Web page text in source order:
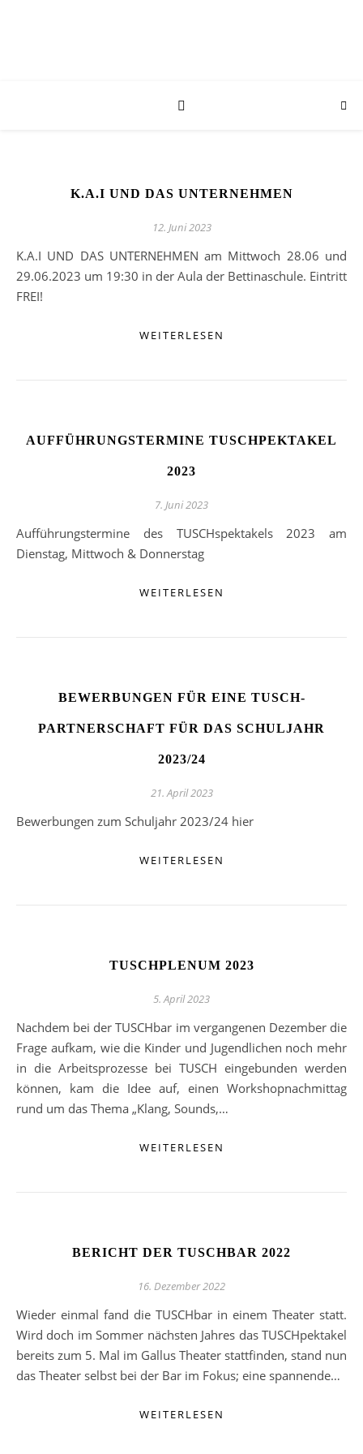
K.A.I UND DAS UNTERNEHMEN
12. Juni 2023
K.A.I UND DAS UNTERNEHMEN am Mittwoch 28.06 und
29.06.2023 um 19:30 in der Aula der Bettinaschule. Eintritt
FREI!
WEITERLESEN
AUFFÜHRUNGSTERMINE TUSCHPEKTAKEL
2023
7. Juni 2023
Aufführungstermine des TUSCHspektakels 2023 am
Dienstag, Mittwoch & Donnerstag
WEITERLESEN
BEWERBUNGEN FÜR EINE TUSCH-
PARTNERSCHAFT FÜR DAS SCHULJAHR
2023/24
21. April 2023
Bewerbungen zum Schuljahr 2023/24 hier
WEITERLESEN
TUSCHPLENUM 2023
5. April 2023
Nachdem bei der TUSCHbar im vergangenen Dezember die
Frage aufkam, wie die Kinder und Jugendlichen noch mehr
in die Arbeitsprozesse bei TUSCH eingebunden werden
können, kam die Idee auf, einen Workshopnachmittag
rund um das Thema „Klang, Sounds,…
WEITERLESEN
BERICHT DER TUSCHBAR 2022
16. Dezember 2022
Wieder einmal fand die TUSCHbar in einem Theater statt.
Wird doch im Sommer nächsten Jahres das TUSCHpektakel
bereits zum 5. Mal im Gallus Theater stattfinden, stand nun
das Theater selbst bei der Bar im Fokus; eine spannende…
WEITERLESEN